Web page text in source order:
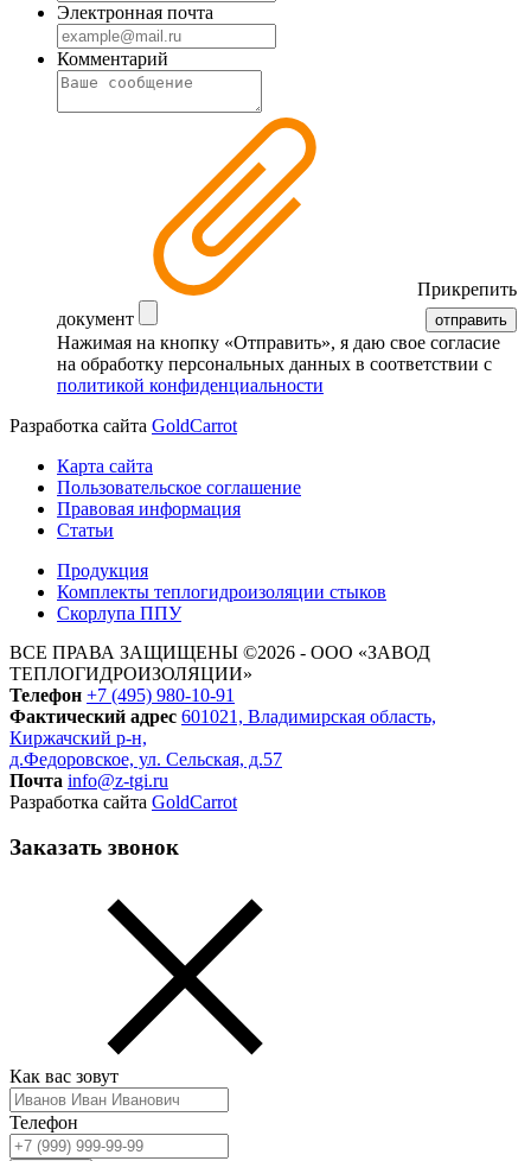
Электронная почта
Комментарий
Прикрепить
документ
отправить
Нажимая на кнопку «Отправить», я даю свое согласие
на обработку персональных данных в соответствии с
политикой конфиденциальности
Разработка сайта GoldCarrot
Карта сайта
Пользовательское соглашение
Правовая информация
Статьи
Продукция
Комплекты теплогидроизоляции стыков
Скорлупа ППУ
ВСЕ ПРАВА ЗАЩИЩЕНЫ ©2026 - ООО «ЗАВОД
ТЕПЛОГИДРОИЗОЛЯЦИИ»
Телефон +7 (495) 980-10-91
Фактический адрес 601021, Владимирская область,
Киржачский р-н,
д.Федоровское, ул. Сельская, д.57
Почта info@z-tgi.ru
Разработка сайта GoldCarrot
Заказать звонок
Как вас зовут
Телефон